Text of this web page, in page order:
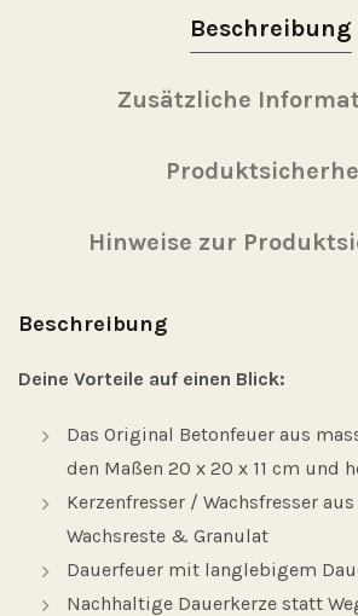
Beschreibung
Zusätzliche
Hinweise zur
Beschreibung
Deine Vorteile auf einen Blick:
Das Original Betonfeuer aus
den Maßen 20 x 20 x 11 cm und
Kerzenfresser / Wachsfresser
Wachsreste & Granulat
Dauerfeuer mit langlebigem
Nachhaltige Dauerkerze statt